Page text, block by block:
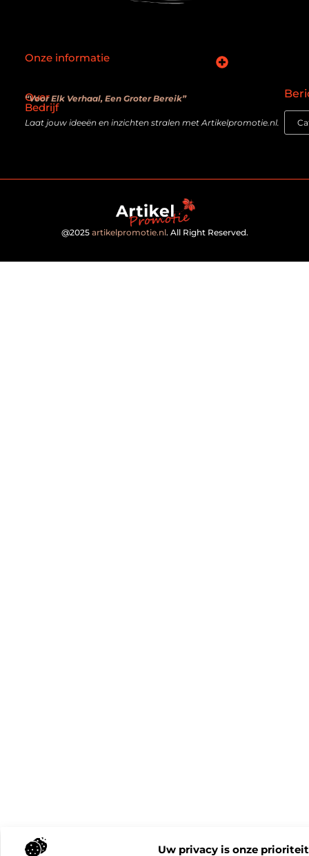
Uw privacy is onze prioriteit
Over
Bedrijf
“Voor Elk Verhaal, Een Groter Bereik”
Laat jouw ideeën en inzichten stralen met Artikelpromotie.nl.
Onze informatie
@2025 artikelpromotie.nl. All Right Reserved.